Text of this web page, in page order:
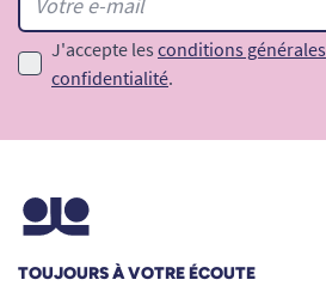
J'accepte les conditions générales
confidentialité.
TOUJOURS À VOTRE ÉCOUTE